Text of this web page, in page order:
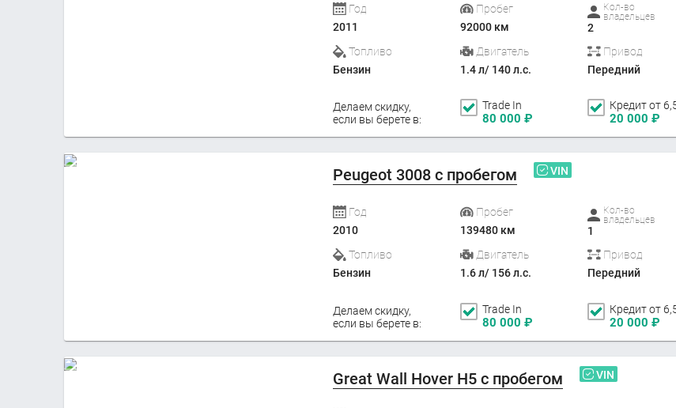
Год
2011
Пробег
92000 км
Кол-во
владельцев
2
Топливо
Бензин
Двигатель
1.4 л/ 140 л.с.
Привод
Передний
Делаем скидку,
если вы берете в:
Trade In
80 000 ₽
Кредит от
20 000 ₽
Peugeot 3008 с пробегом VIN
Год
2010
Пробег
139480 км
Кол-во
владельцев
1
Топливо
Бензин
Двигатель
1.6 л/ 156 л.с.
Привод
Передний
Делаем скидку,
если вы берете в:
Trade In
80 000 ₽
Кредит от
20 000 ₽
Great Wall Hover H5 с пробегом VIN